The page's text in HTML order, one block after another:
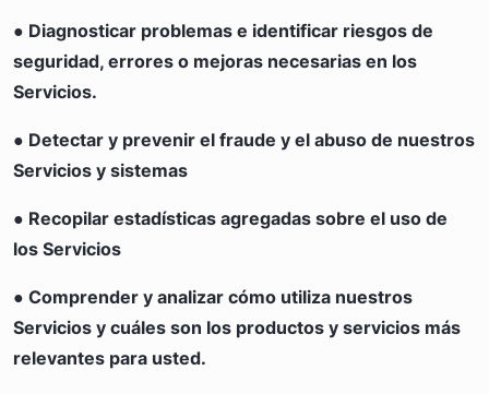
● Diagnosticar problemas e identificar riesgos de
seguridad, errores o mejoras necesarias en los
Servicios.
● Detectar y prevenir el fraude y el abuso de nuestros
Servicios y sistemas
● Recopilar estadísticas agregadas sobre el uso de
los Servicios
● Comprender y analizar cómo utiliza nuestros
Servicios y cuáles son los productos y servicios más
relevantes para usted.